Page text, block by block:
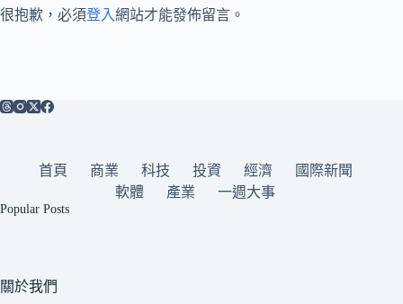
很抱歉，必須登入網站才能發佈留言。
首頁 商業 科技 投資 經濟
國際新聞
軟體
產業 一週大事
Popular Posts
關於我們